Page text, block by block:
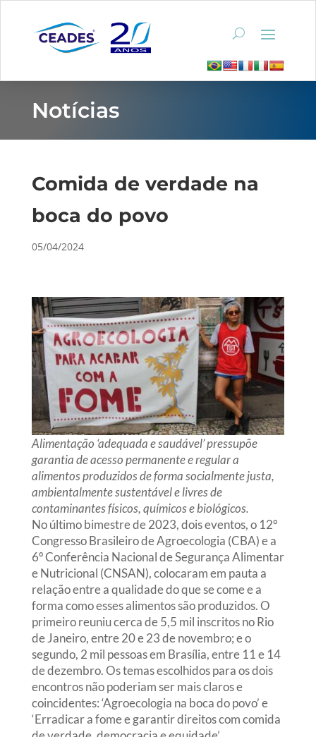
Notícias
Comida de verdade na
boca do povo
05/04/2024
Alimentação ‘adequada e saudável’ pressupõe
garantia de acesso permanente e regular a
alimentos produzidos de forma socialmente justa,
ambientalmente sustentável e livres de
contaminantes físicos, químicos e biológicos.
No último bimestre de 2023, dois eventos, o 12º
Congresso Brasileiro de Agroecologia (CBA) e a
6º Conferência Nacional de Segurança Alimentar
e Nutricional (CNSAN), colocaram em pauta a
relação entre a qualidade do que se come e a
forma como esses alimentos são produzidos. O
primeiro reuniu cerca de 5,5 mil inscritos no Rio
de Janeiro, entre 20 e 23 de novembro; e o
segundo, 2 mil pessoas em Brasília, entre 11 e 14
de dezembro. Os temas escolhidos para os dois
encontros não poderiam ser mais claros e
coincidentes: ‘Agroecologia na boca do povo’ e
‘Erradicar a fome e garantir direitos com comida